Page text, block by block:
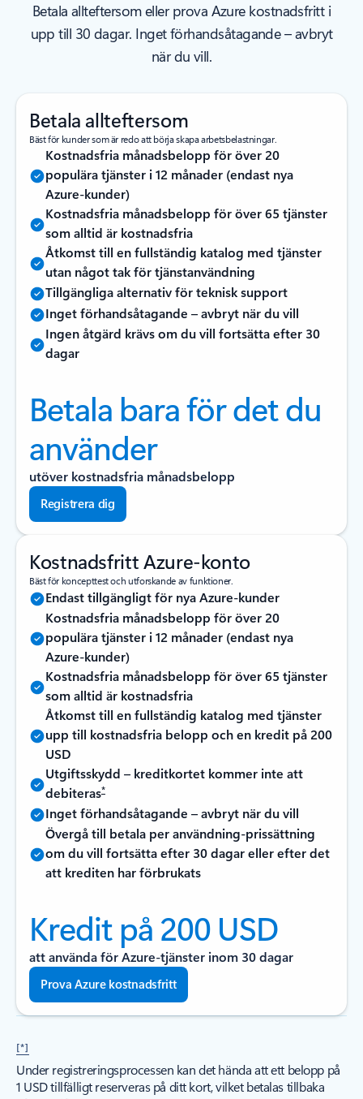
Betala allteftersom eller prova Azure kostnadsfritt i
upp till 30 dagar. Inget förhandsåtagande – avbryt
när du vill.
Betala allteftersom
Bäst för kunder som är redo att börja skapa arbetsbelastningar.
Kostnadsfria månadsbelopp för över 20
populära tjänster i 12 månader (endast nya
Azure-kunder)
Kostnadsfria månadsbelopp för över 65 tjänster
som alltid är kostnadsfria
Åtkomst till en fullständig katalog med tjänster
utan något tak för tjänstanvändning
Tillgängliga alternativ för teknisk support
Inget förhandsåtagande – avbryt när du vill
Ingen åtgärd krävs om du vill fortsätta efter 30
dagar
Betala bara för det du
använder
utöver kostnadsfria månadsbelopp
Registrera dig
Kostnadsfritt Azure-konto
Bäst för koncepttest och utforskande av funktioner.
Endast tillgängligt för nya Azure-kunder
Kostnadsfria månadsbelopp för över 20
populära tjänster i 12 månader (endast nya
Azure-kunder)
Kostnadsfria månadsbelopp för över 65 tjänster
som alltid är kostnadsfria
Åtkomst till en fullständig katalog med tjänster
upp till kostnadsfria belopp och en kredit på 200
USD
Utgiftsskydd – kreditkortet kommer inte att
debiteras*
Inget förhandsåtagande – avbryt när du vill
Övergå till betala per användning-prissättning
om du vill fortsätta efter 30 dagar eller efter det
att krediten har förbrukats
Kredit på 200 USD
att använda för Azure-tjänster inom 30 dagar
Prova Azure kostnadsfritt
[*]
Under registreringsprocessen kan det hända att ett belopp på
1 USD tillfälligt reserveras på ditt kort, vilket betalas tillbaka